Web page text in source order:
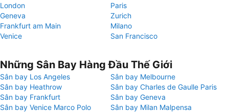
London
Paris
Geneva
Zurich
Frankfurt am Main
Milano
Venice
San Francisco
Những Sân Bay Hàng Đầu Thế Giới
Sân bay Los Angeles
Sân bay Melbourne
Sân bay Heathrow
Sân bay Charles de Gaulle Paris
Sân bay Frankfurt
Sân bay Geneva
Sân bay Venice Marco Polo
Sân bay Milan Malpensa